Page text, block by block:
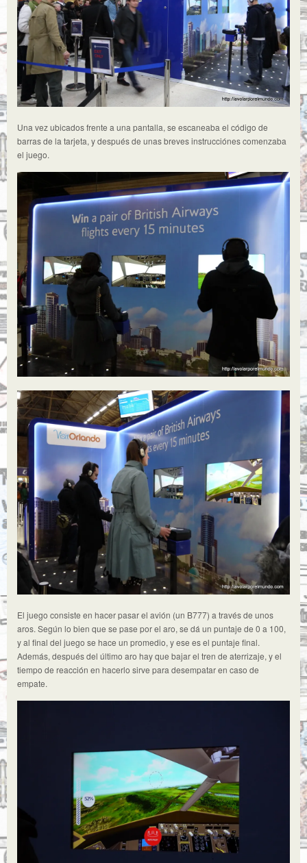
Una vez ubicados frente a una pantalla, se escaneaba el código de
barras de la tarjeta, y después de unas breves instrucciónes comenzaba
el juego.
El juego consiste en hacer pasar el avión (un B777) a través de unos
aros. Según lo bien que se pase por el aro, se dá un puntaje de 0 a 100,
y al final del juego se hace un promedio, y ese es el puntaje final.
Además, después del último aro hay que bajar el tren de aterrizaje, y el
tiempo de reacción en hacerlo sirve para desempatar en caso de
empate.